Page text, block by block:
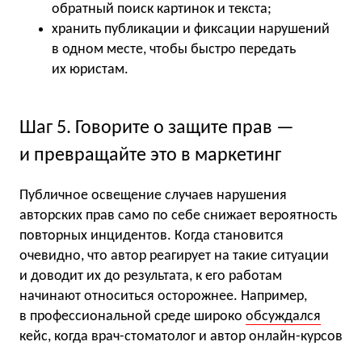
обратный поиск картинок и текста;
хранить публикации и фиксации нарушений
в одном месте, чтобы быстро передать
их юристам.
Шаг 5. Говорите о защите прав —
и превращайте это в маркетинг
Публичное освещение случаев нарушения
авторских прав само по себе снижает вероятность
повторных инцидентов. Когда становится
очевидно, что автор реагирует на такие ситуации
и доводит их до результата, к его работам
начинают относиться осторожнее. Например,
в профессиональной среде широко обсуждался
кейс, когда врач-стоматолог и автор онлайн-курсов